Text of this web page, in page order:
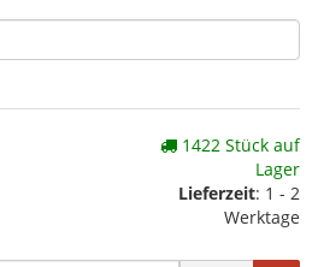
1422 Stück auf
Lager
Lieferzeit: 1 - 2
Werktage